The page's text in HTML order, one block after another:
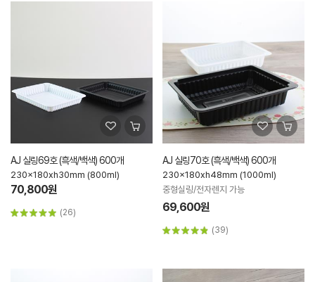
AJ 실링69호 (흑색/백색) 600개
230x180xh30mm (800ml)
70,800원
(26)
AJ 실링70호 (흑색/백색) 600개
230x180xh48mm (1000ml)
중형실링/전자렌지 가능
69,600원
(39)